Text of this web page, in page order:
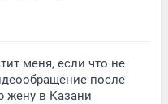
меня, если что не
после
жену в Казани